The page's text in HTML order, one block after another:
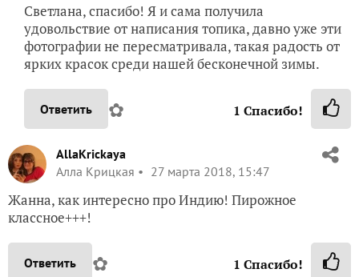
Светлана, спасибо! Я и сама получила
удовольствие от написания топика, давно уже эти
фотографии не пересматривала, такая радость от
ярких красок среди нашей бесконечной зимы.
Ответить ✿ 1 Спасибо!
AllaKrickaya
Алла Крицкая
27 марта 2018, 15:47
Жанна, как интересно про Индию! Пирожное
классное+++!
Ответить ✿ 1 Спасибо!